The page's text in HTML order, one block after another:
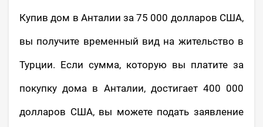
Купив дом в Анталии за 75 000 долларов США,
вы получите временный вид на жительство в
Турции. Если сумма, которую вы платите за
покупку дома в Анталии, достигает 400 000
долларов США, вы можете подать заявление